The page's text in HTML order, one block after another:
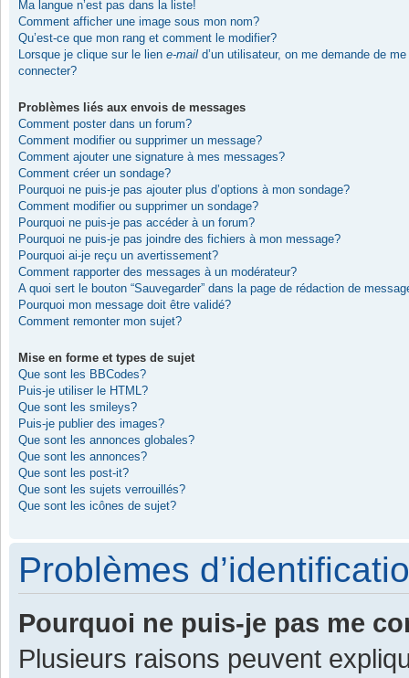
Ma langue n’est pas dans la liste!
Comment afficher une image sous mon nom?
Qu’est-ce que mon rang et comment le modifier?
Lorsque je clique sur le lien e-mail d’un utilisateur, on me demande de me
connecter?
Problèmes liés aux envois de messages
Comment poster dans un forum?
Comment modifier ou supprimer un message?
Comment ajouter une signature à mes messages?
Comment créer un sondage?
Pourquoi ne puis-je pas ajouter plus d’options à mon sondage?
Comment modifier ou supprimer un sondage?
Pourquoi ne puis-je pas accéder à un forum?
Pourquoi ne puis-je pas joindre des fichiers à mon message?
Pourquoi ai-je reçu un avertissement?
Comment rapporter des messages à un modérateur?
A quoi sert le bouton “Sauvegarder” dans la page de rédaction de
Pourquoi mon message doit être validé?
Comment remonter mon sujet?
Mise en forme et types de sujet
Que sont les BBCodes?
Puis-je utiliser le HTML?
Que sont les smileys?
Puis-je publier des images?
Que sont les annonces globales?
Que sont les annonces?
Que sont les post-it?
Que sont les sujets verrouillés?
Que sont les icônes de sujet?
Problèmes
Pourquoi ne puis-je pas me
Plusieurs raisons peuvent